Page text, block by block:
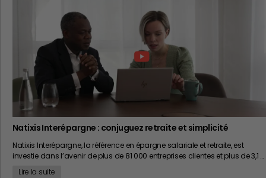
Natixis Interépargne : conjuguez retraite et simplicité
Natixis Interépargne, la référence en épargne salariale et retraite, est
investie dans l’avenir de plus de 81 000 entreprises clientes et plus de 3,1 …
Lire la suite